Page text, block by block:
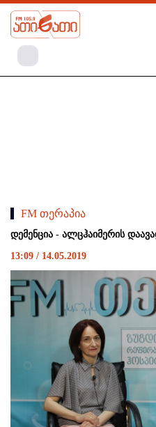
FM თერაპია
დემენცია - ალცჰაიმერის
13:09 / 14.05.2019